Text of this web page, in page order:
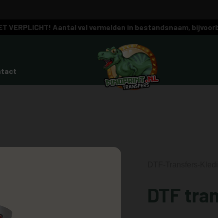
VERPLICHT! Aantal vel vermelden in bestandsnaam,
DTF